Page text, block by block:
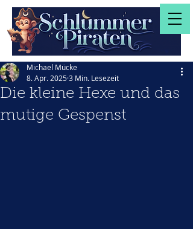
Die kleine Hexe und das
mutige Gespenst
Michael Mücke
8. Apr. 20253 Min. Lesezeit